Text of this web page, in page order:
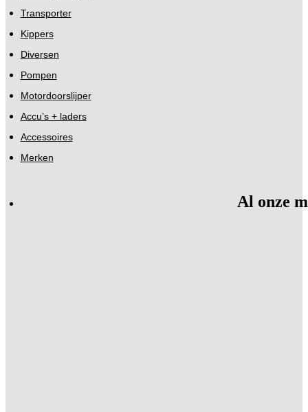
Transporter
Kippers
Diversen
Pompen
Motordoorslijper
Accu’s + laders
Accessoires
Merken
Al onze